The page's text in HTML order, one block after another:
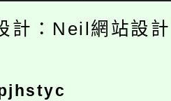
計：Neil網站設